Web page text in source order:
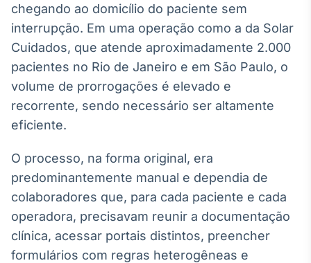
Cotações e
headlines de
notícias
Broadcast
Widgets
Componentes
Broadcast
Wallboard
Conteúdos e
dados para
displays e telas
chegando ao domicílio do paciente sem
interrupção. Em uma operação como a da Solar
Cuidados, que atende aproximadamente 2.000
pacientes no Rio de Janeiro e em São Paulo, o
volume de prorrogações é elevado e
recorrente, sendo necessário ser altamente
eficiente.
O processo, na forma original, era
predominantemente manual e dependia de
colaboradores que, para cada paciente e cada
operadora, precisavam reunir a documentação
clínica, acessar portais distintos, preencher
formulários com regras heterogêneas e